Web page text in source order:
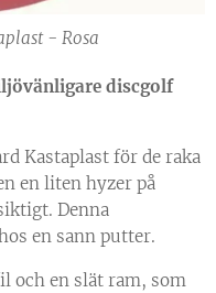
- Rosa
discgolf
Kastaplast för de raka
en liten hyzer på
Denna
en sann putter.
och en slät ram, som